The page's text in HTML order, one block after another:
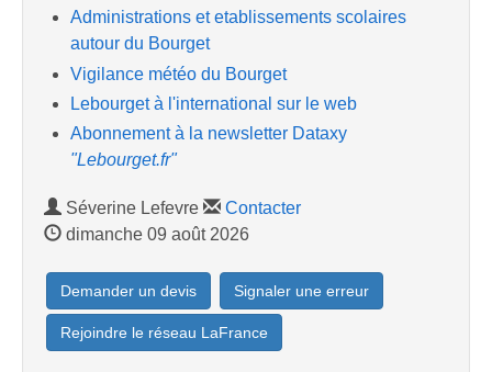
Administrations et etablissements scolaires
autour du Bourget
Vigilance météo du Bourget
Lebourget à l'international sur le web
Abonnement à la newsletter Dataxy
"Lebourget.fr"
Séverine Lefevre
Contacter
dimanche 09 août 2026
Demander un devis Signaler une erreur
Rejoindre le réseau LaFrance